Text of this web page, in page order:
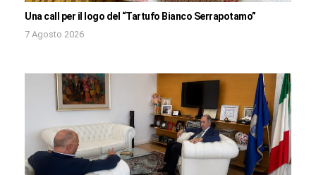
Una call per il logo del “Tartufo Bianco Serrapotamo”
7 Agosto 2026